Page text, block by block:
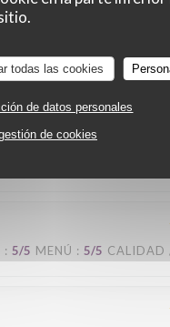
todas las cookies
de datos personales
de cookies
: 5/5 MENÚ: 5/5 CALIDAD
: 5/5 MENÚ : 5/5 CALIDAD